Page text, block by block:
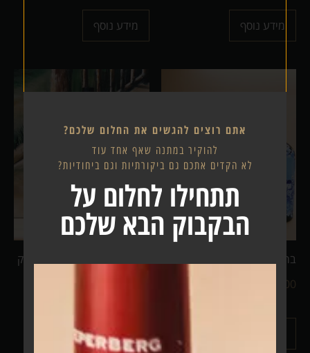
מידע נוסף מידע נוסף
ברטנורא ירושלים כחול פועל
999.00
דג זהב ציור השראה על בקבוק
מידע נוסף
אתם רוצים להגשים את החלום שלכם?
להוקיר במתנה שאף אחד עוד
לא הקדים אתכם גם ביקורתיות וגם ביחודיות?
תתחילו לחלום על
הבקבוק הבא שלכם